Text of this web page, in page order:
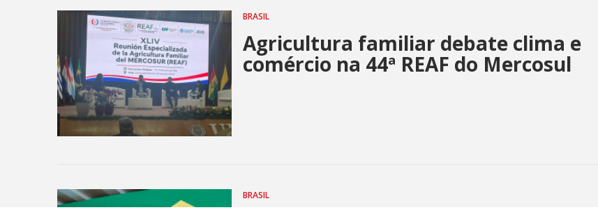
BRASIL
Agricultura familiar debate clima e
comércio na 44ª REAF do Mercosul
BRASIL